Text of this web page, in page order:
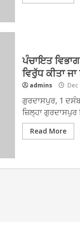
ਪੰਚਾਇਤ
ਵਿਰੁੱਧ ਕੀਤਾ
admins Dec
ਗੁਰਦਾਸਪੁਰ, 1
ਜ਼ਿਲ੍ਹਾ ਗੁਰਦਾਸਪੁਰ
Read More